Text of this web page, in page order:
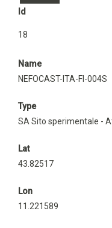
Id
18
Name
NEFOCAST-ITA-FI-004S
Type
SA Sito sperimentale -
Lat
43.82517
Lon
11.221589